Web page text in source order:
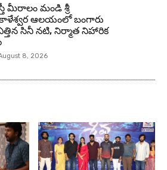
మీరాలం మండి శ్రీ
ఆలయంలో బంగారు
సినీ నటి, నిర్మాత నిహారిక
8, 2026